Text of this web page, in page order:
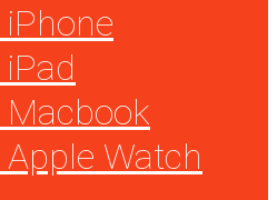
Watch